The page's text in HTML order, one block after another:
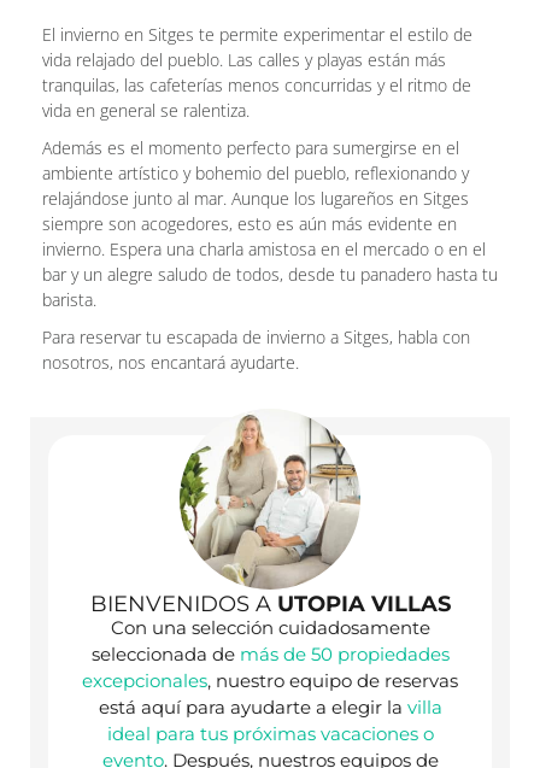
El invierno en Sitges te permite experimentar el estilo de
vida relajado del pueblo. Las calles y playas están más
tranquilas, las cafeterías menos concurridas y el ritmo de
vida en general se ralentiza.
Además es el momento perfecto para sumergirse en el
ambiente artístico y bohemio del pueblo, reflexionando y
relajándose junto al mar. Aunque los lugareños en Sitges
siempre son acogedores, esto es aún más evidente en
invierno. Espera una charla amistosa en el mercado o en el
bar y un alegre saludo de todos, desde tu panadero hasta tu
barista.
Para reservar tu escapada de invierno a Sitges, habla con
nosotros, nos encantará ayudarte.
BIENVENIDOS A UTOPIA VILLAS
Con una selección cuidadosamente
seleccionada de más de 50 propiedades
excepcionales, nuestro equipo de reservas
está aquí para ayudarte a elegir la villa
ideal para tus próximas vacaciones o
evento. Después, nuestros equipos de